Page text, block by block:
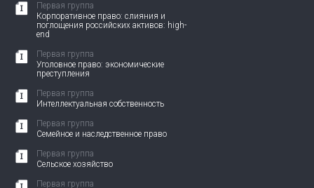
Первая группа
Корпоративное право: слияния и
поглощения российских активов: high-
end
Первая группа
Уголовное право: экономические
преступления
Первая группа
Интеллектуальная собственность
Первая группа
Семейное и наследственное право
Первая группа
Сельское хозяйство
Первая группа